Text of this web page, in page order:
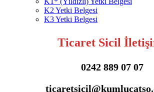
K2 Yetki Belgesi
K3 Yetki Belgesi
Ticaret Sicil
0242 889 07 07